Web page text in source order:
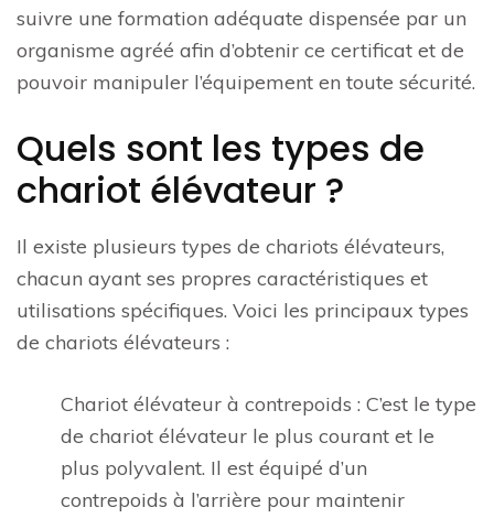
suivre une formation adéquate dispensée par un
organisme agréé afin d’obtenir ce certificat et de
pouvoir manipuler l’équipement en toute sécurité.
Quels sont les types de
chariot élévateur ?
Il existe plusieurs types de chariots élévateurs,
chacun ayant ses propres caractéristiques et
utilisations spécifiques. Voici les principaux types
de chariots élévateurs :
Chariot élévateur à contrepoids : C’est le type
de chariot élévateur le plus courant et le
plus polyvalent. Il est équipé d’un
contrepoids à l’arrière pour maintenir